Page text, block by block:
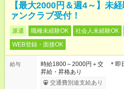
【最大2000円＆週4～】未
ァンクラブ受付！
派遣 職種未経験OK 社会人未経験OK
WEB登録・面接OK
給与
時給1800～2000円＋交 ＊即
昇給・昇格あり
交通費別途支給あり